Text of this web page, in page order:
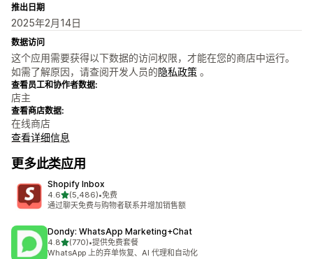
推出日期
2025年2月14日
数据访问
这个应用需要获得以下数据的访问权限，才能在您的商店中运行。
如需了解原因，请查阅开发人员的隐私政策 。
查看员工和协作者数据:
店主
查看商店数据:
在线商店
查看详细信息
更多此类应用
Shopify Inbox
4.6星（满分 5 星）
(5,486)
总共 5486 条评论
•免费
通过聊天免费与购物者联系并增加销售额
Dondy: WhatsApp Marketing+Chat
4.8星（满分 5 星）
(770)
总共 770 条评论
•提供免费套餐
WhatsApp 上的弃单恢复、AI 代理和自动化